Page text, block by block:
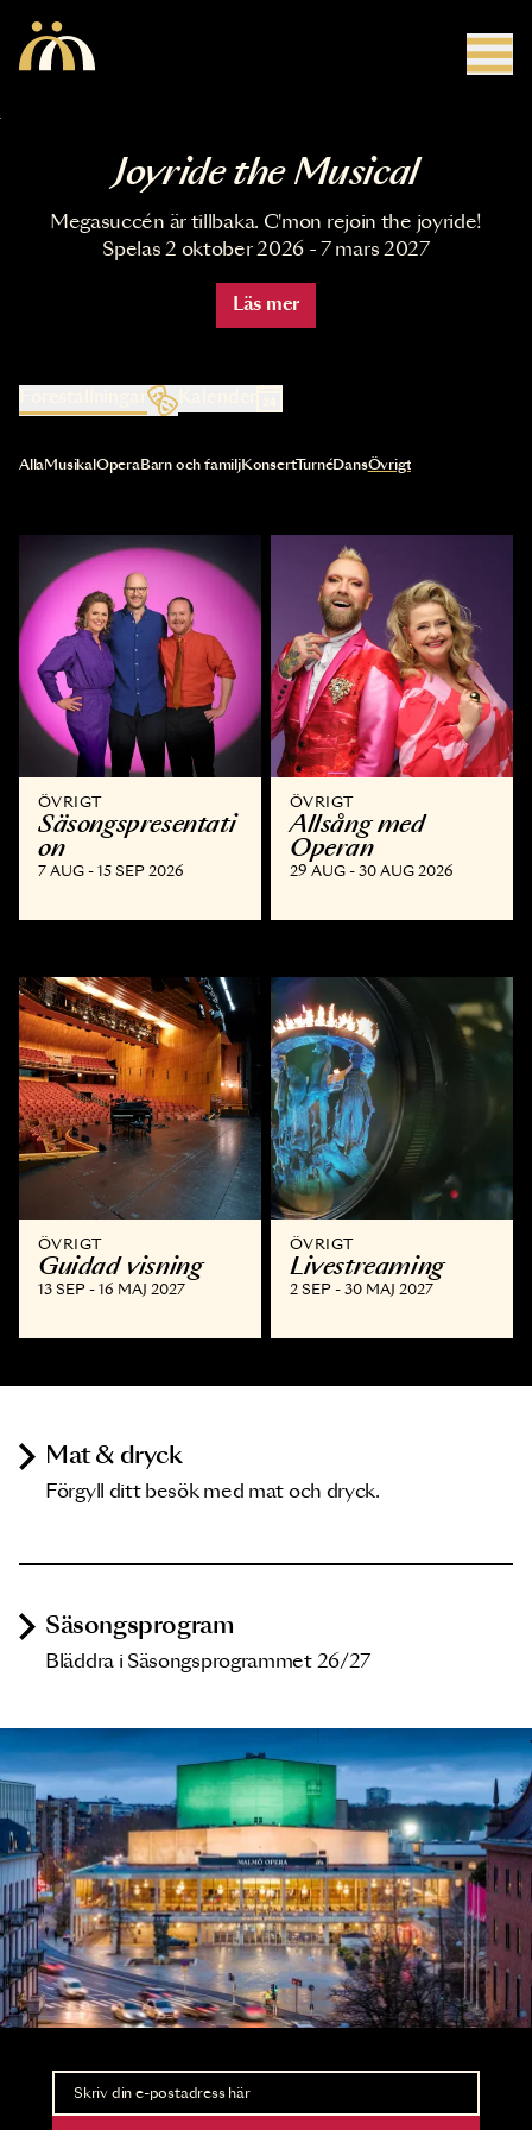
Joyride the Musical
Megasuccén är tillbaka. C'mon rejoin the joyride!
Spelas 2 oktober 2026 - 7 mars 2027
Läs mer
Kalender
Val av kategori uppdaterar innehållet automatiskt
AllaMusikal OperaBarn och familjKonsertTurnéDansÖvrigt
ÖVRIGT
Säsongspresentati
on
7 AUG - 15 SEP 2026
ÖVRIGT
Allsång med
Operan
29 AUG - 30 AUG 2026
ÖVRIGT
Guidad visning
13 SEP - 16 MAJ 2027
ÖVRIGT
Livestreaming
2 SEP - 30 MAJ 2027
Mat & dryck
Förgyll ditt besök med mat och dryck.
Säsongsprogram
Bläddra i Säsongsprogrammet 26/27
Nyhetsbrev
Ta del av förhandsinformation och biljettsläpp.